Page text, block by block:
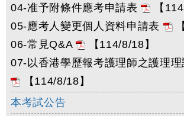
04-准予附條件應考申請表
【
05-應考人變更個人資料申請表
06-常見Q&A
【114/8/18】
07-以香港學歷報考護理師之護理
【114/8/18】
本考試公告